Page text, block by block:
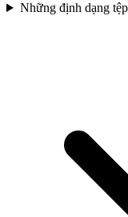
Những định dạng